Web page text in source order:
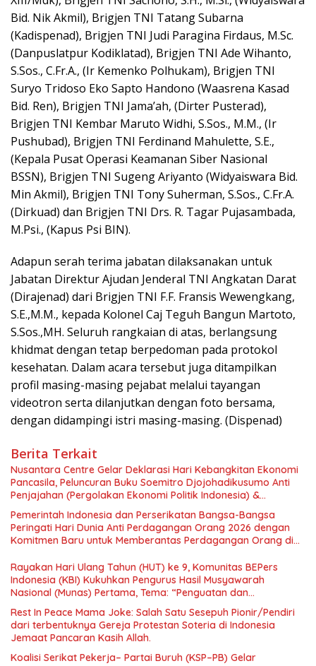
Bid. Nik Akmil), Brigjen TNI Tatang Subarna
(Kadispenad), Brigjen TNI Judi Paragina Firdaus, M.Sc.
(Danpuslatpur Kodiklatad), Brigjen TNI Ade Wihanto,
S.Sos., C.Fr.A., (Ir Kemenko Polhukam), Brigjen TNI
Suryo Tridoso Eko Sapto Handono (Waasrena Kasad
Bid. Ren), Brigjen TNI Jama’ah, (Dirter Pusterad),
Brigjen TNI Kembar Maruto Widhi, S.Sos., M.M., (Ir
Pushubad), Brigjen TNI Ferdinand Mahulette, S.E.,
(Kepala Pusat Operasi Keamanan Siber Nasional
BSSN), Brigjen TNI Sugeng Ariyanto (Widyaiswara Bid.
Min Akmil), Brigjen TNI Tony Suherman, S.Sos., C.Fr.A.
(Dirkuad) dan Brigjen TNI Drs. R. Tagar Pujasambada,
M.Psi., (Kapus Psi BIN).
Adapun serah terima jabatan dilaksanakan untuk
Jabatan Direktur Ajudan Jenderal TNI Angkatan Darat
(Dirajenad) dari Brigjen TNI F.F. Fransis Wewengkang,
S.E.,M.M., kepada Kolonel Caj Teguh Bangun Martoto,
S.Sos.,MH. Seluruh rangkaian di atas, berlangsung
khidmat dengan tetap berpedoman pada protokol
kesehatan. Dalam acara tersebut juga ditampilkan
profil masing-masing pejabat melalui tayangan
videotron serta dilanjutkan dengan foto bersama,
dengan didampingi istri masing-masing. (Dispenad)
Berita Terkait
Nusantara Centre Gelar Deklarasi Hari Kebangkitan Ekonomi
Pancasila, Peluncuran Buku Soemitro Djojohadikusumo Anti
Penjajahan (Pergolakan Ekonomi Politik Indonesia) &
Simposium Nasional “Urgensi Undang-Undang Perekonomian
Nasional dan Kesejahteraan Sosial dalam Menata Bangsa
Menuju Indonesia Emas 2045”,
Pemerintah Indonesia dan Perserikatan Bangsa-Bangsa
Peringati Hari Dunia Anti Perdagangan Orang 2026 dengan
Komitmen Baru untuk Memberantas Perdagangan Orang di
Rayakan Hari Ulang Tahun (HUT) ke 9, Komunitas BEPers
Indonesia (KBI) Kukuhkan Pengurus Hasil Musyawarah
Nasional (Munas) Pertama, Tema: “Penguatan dan
Pengembangan Organisasi KBI yang Berbasis Riset di seluruh
Indonesia dan Mancanegara”.
Rest In Peace Mama Joke: Salah Satu Sesepuh Pionir/Pendiri
dari terbentuknya Gereja Protestan Soteria di Indonesia
Jemaat Pancaran Kasih Allah.
Koalisi Serikat Pekerja– Partai Buruh (KSP–PB) Gelar